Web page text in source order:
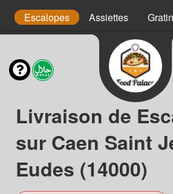
Escalopes Assiettes
Livraison de
sur Caen Saint
Eudes (14000)